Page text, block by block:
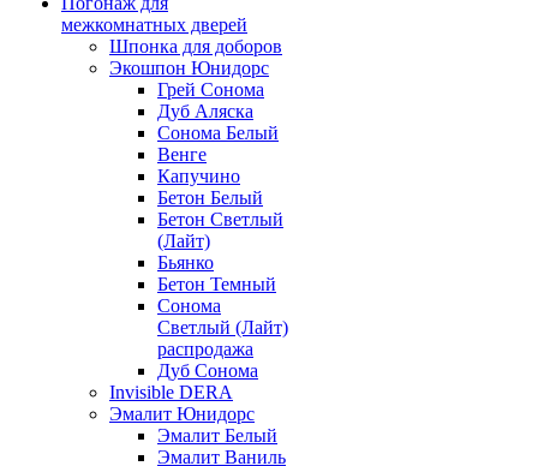
межкомнатных дверей
Шпонка для доборов
Экошпон Юнидорс
Грей Сонома
Дуб Аляска
Сонома Белый
Венге
Капучино
Бетон Белый
Бетон Светлый
(Лайт)
Бьянко
Бетон Темный
Сонома
Светлый (Лайт)
распродажа
Дуб Сонома
Invisible DERA
Эмалит Юнидорс
Эмалит Белый
Эмалит Ваниль